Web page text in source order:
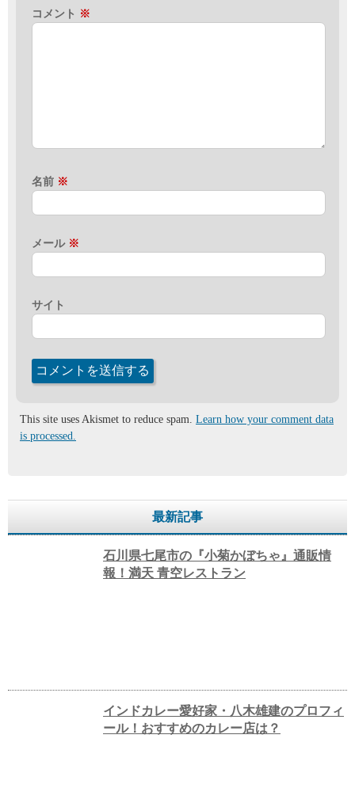
コメント ※
名前 ※
メール ※
サイト
This site uses Akismet to reduce spam. Learn how your comment data
is processed.
最新記事
石川県七尾市の『小菊かぼちゃ』通販情
報！満天 青空レストラン
インドカレー愛好家・八木雄建のプロフィ
ール！おすすめのカレー店は？